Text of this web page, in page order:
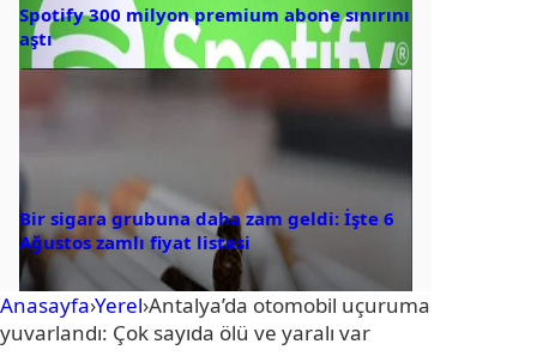
Spotify 300 milyon premium abone sınırını
aştı
Bir sigara grubuna daha zam geldi: İşte 6
Ağustos zamlı fiyat listesi
Anasayfa›Yerel›Antalya’da otomobil uçuruma
yuvarlandı: Çok sayıda ölü ve yaralı var